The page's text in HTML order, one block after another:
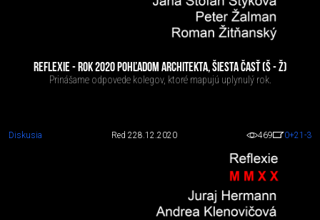
REFLEXIE - ROK 2020 POHĽADOM ARCHITEKTA, ŠIESTA ČASŤ (Š - Ž)
Prinášame odpovede kolegov, ktoré mapujú uplynulý rok.
Diskusia Red 228.12.2020 469 0+21 -3